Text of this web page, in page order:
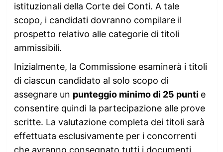
istituzionali della Corte dei Conti. A tale
scopo, i candidati dovranno compilare il
prospetto relativo alle categorie di titoli
ammissibili.
Inizialmente, la Commissione esaminerà i titoli
di ciascun candidato al solo scopo di
assegnare un punteggio minimo di 25 punti e
consentire quindi la partecipazione alle prove
scritte. La valutazione completa dei titoli sarà
effettuata esclusivamente per i concorrenti
che avranno consegnato tutti i documenti